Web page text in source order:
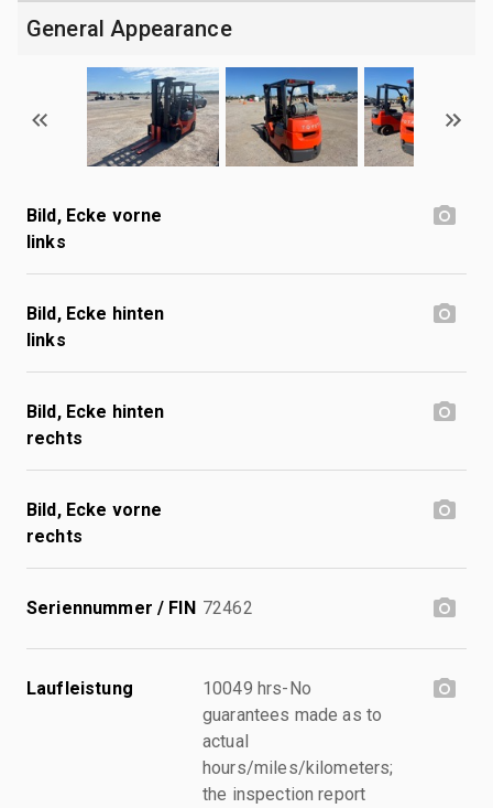
General Appearance
Bild, Ecke vorne
links
Bild, Ecke hinten
links
Bild, Ecke hinten
rechts
Bild, Ecke vorne
rechts
Seriennummer / FIN 72462
Laufleistung
10049 hrs-No
guarantees made as to
actual
hours/miles/kilometers;
the inspection report